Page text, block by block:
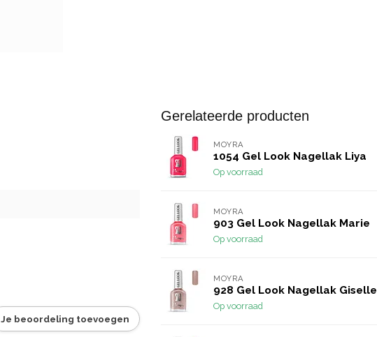
Je beoordeling toevoegen
Gerelateerde producten
MOYRA
1054 Gel Look Nagellak Liya
Op voorraad
MOYRA
903 Gel Look Nagellak Marie
Op voorraad
MOYRA
928 Gel Look Nagellak Giselle
Op voorraad